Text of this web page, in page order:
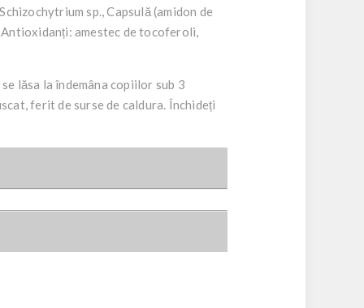
sp., Capsulă (amidon de
amestec de tocoferoli,
lăsa la îndemâna copiilor sub 3
ferit de surse de caldura. Închideți